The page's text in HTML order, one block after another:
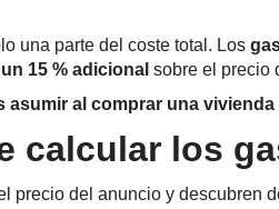
una parte del coste total. Los
15 % adicional sobre el precio
asumir al comprar una vivienda
calcular los
precio del anuncio y